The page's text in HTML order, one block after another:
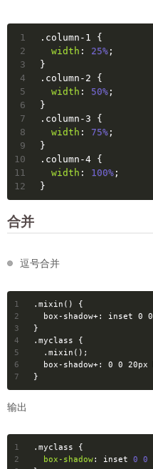
1
2
3
4
5
6
7
8
9
10
11
12
.column-1 {
width : 25% ;
}
.column-2 {
width : 50% ;
}
.column-3 {
width : 75% ;
}
.column-4 {
width : 100% ;
}
合并
逗号合并
1
2
3
4
5
6
7
.mixin () {
box-shadow+: inset 0 0
}
.myclass {
.mixin ();
box-shadow+: 0 0 20px
}
输出
1
2
.myclass {
box-shadow: inset 0 0